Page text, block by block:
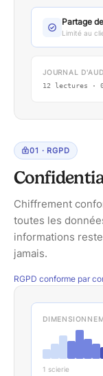
Partage
Limité au
JOURNAL
12 lectures ·
01 · RGPD
Chiffrement
toutes les
informations
jamais.
RGPD conforme par
1 scierie